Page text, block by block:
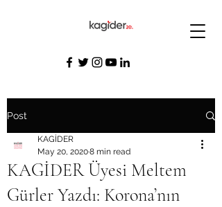
Post
KAGİDER Üyesi Meltem
Gürler Yazdı: Korona’nın
KAGİDER
May 20, 20208 min read